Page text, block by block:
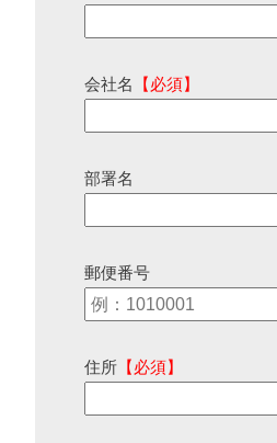
会社名 【必須】
部署名
郵便番号
住所 【必須】